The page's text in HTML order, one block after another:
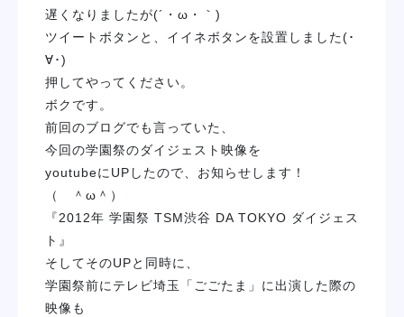
遅くなりましたが(´・ω・｀)
ツイートボタンと、イイネボタンを設置しました(･
∀･)
押してやってください。
ボクです。
前回のブログでも言っていた、
今回の学園祭のダイジェスト映像を
youtubeにUPしたので、お知らせします！
（ ＾ω＾）
『2012年 学園祭 TSM渋谷 DA TOKYO ダイジェス
ト』
そしてそのUPと同時に、
学園祭前にテレビ埼玉「ごごたま」に出演した際の
映像も
就職・デビュー
入学案内
スクールライフ
訪問者別